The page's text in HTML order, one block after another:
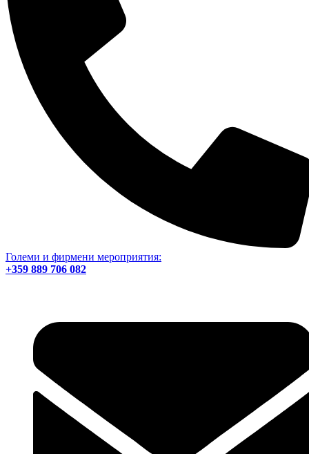
Големи и фирмени мероприятия:
+359 889 706 082